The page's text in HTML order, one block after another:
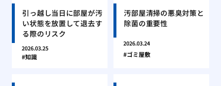
引っ越し当日に部屋が汚
い状態を放置して退去す
る際のリスク
2026.03.25
知識
汚部屋清掃の悪臭対策と
除菌の重要性
2026.03.24
ゴミ屋敷